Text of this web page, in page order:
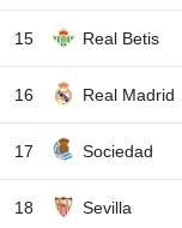
15 Real Betis
16 Real Madrid
17 Sociedad
18 Sevilla